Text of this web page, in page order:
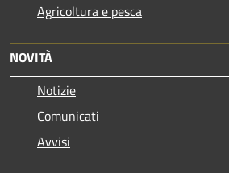
Agricoltura e pesca
NOVITÀ
Notizie
Comunicati
Avvisi